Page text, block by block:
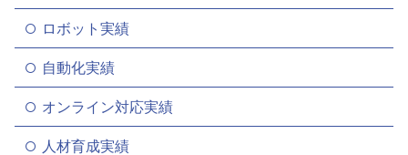
ロボット実績
自動化実績
オンライン対応実績
人材育成実績